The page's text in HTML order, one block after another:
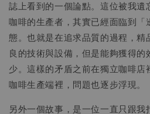
誌上看到的一個論點。這位被我遺
咖啡的生產者，其實已經面臨到「
態。也就是在追求品質的過程，精
良的技術與設備，但是能夠獲得的
少。這樣的矛盾之前在獨立咖啡店
咖啡生產端裡，問題也逐步浮現。
另外一個故事，是一位一直只跟我